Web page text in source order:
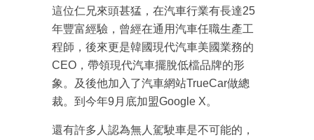
這位仁兄來頭甚猛，在汽車行業有長達25
年豐富經驗，曾經在通用汽車任職生產工
程師，後來更是韓國現代汽車美國業務的
CEO，帶領現代汽車擺脫低檔品牌的形
象。及後他加入了汽車網站TrueCar做總
裁。到今年9月底加盟Google X。
還有許多人認為無人駕駛車是不可能的，
箱！